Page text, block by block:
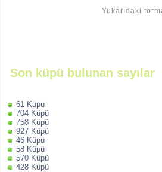
Yukarıdaki
Son küpü bulunan sayılar
61 Küpü
704 Küpü
758 Küpü
927 Küpü
46 Küpü
58 Küpü
570 Küpü
428 Küpü